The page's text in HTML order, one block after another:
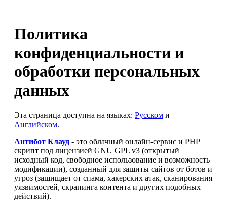
Политика
конфиденциальности и
обработки персональных
данных
Эта страница доступна на языках: Русском и
Английском.
Антибот Клауд - это облачный онлайн-сервис и PHP
скрипт под лицензией GNU GPL v3 (открытый
исходный код, свободное использование и возможность
модификации), созданный для защиты сайтов от ботов и
угроз (защищает от спама, хакерских атак, сканирования
уязвимостей, скрапинга контента и других подобных
действий).